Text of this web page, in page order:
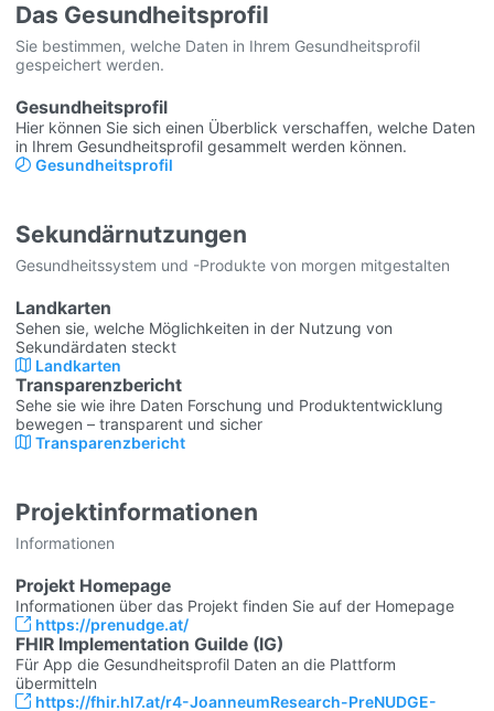
Das Gesundheitsprofil
Sie bestimmen, welche Daten in Ihrem Gesundheitsprofil
gespeichert werden.
Gesundheitsprofil
Hier können Sie sich einen Überblick verschaffen, welche Daten
in Ihrem Gesundheitsprofil gesammelt werden können.
Gesundheitsprofil
Sekundärnutzungen
Gesundheitssystem und -Produkte von morgen mitgestalten
Landkarten
Sehen sie, welche Möglichkeiten in der Nutzung von
Sekundärdaten steckt
Landkarten
Transparenzbericht
Sehe sie wie ihre Daten Forschung und Produktentwicklung
bewegen – transparent und sicher
Transparenzbericht
Projektinformationen
Informationen
Projekt Homepage
Informationen über das Projekt finden Sie auf der Homepage
https://prenudge.at/
FHIR Implementation Guilde (IG)
Für App die Gesundheitsprofil Daten an die Plattform
übermitteln
https://fhir.hl7.at/r4-JoanneumResearch-PreNUDGE-